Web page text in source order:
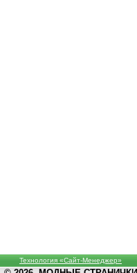
Технология «Сайт-Менеджер»